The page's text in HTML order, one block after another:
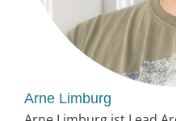
Arne Limburg